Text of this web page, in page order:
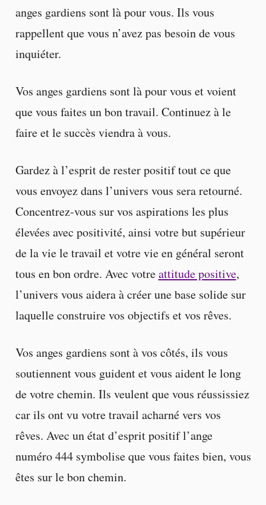
anges gardiens sont là pour vous. Ils vous
rappellent que vous n’avez pas besoin de vous
inquiéter.
Vos anges gardiens sont là pour vous et voient
que vous faites un bon travail. Continuez à le
faire et le succès viendra à vous.
Gardez à l’esprit de rester positif tout ce que
vous envoyez dans l’univers vous sera retourné.
Concentrez-vous sur vos aspirations les plus
élevées avec positivité, ainsi votre but supérieur
de la vie le travail et votre vie en général seront
tous en bon ordre. Avec votreattitude positive,
l’univers vous aidera à créer une base solide sur
laquelle construire vos objectifs et vos rêves.
Vos anges gardiens sont à vos côtés, ils vous
soutiennent vous guident et vous aident le long
de votre chemin. Ils veulent que vous réussissiez
car ils ont vu votre travail acharné vers vos
rêves. Avec un état d’esprit positif l’ange
numéro 444 symbolise que vous faites bien, vous
êtes sur le bon chemin.